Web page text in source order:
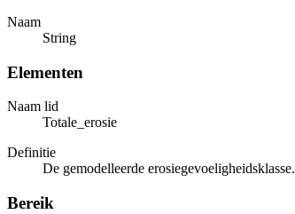
Naam
String
Elementen
Naam lid
Totale_erosie
Definitie
De gemodelleerde erosiegevoeligheidsklasse.
Bereik